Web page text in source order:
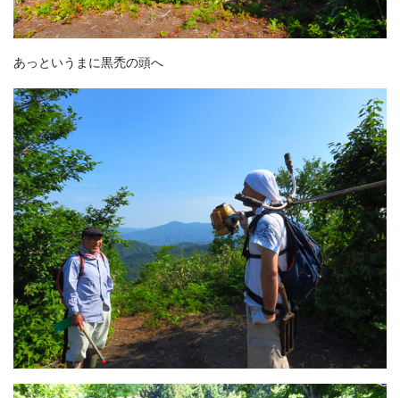
あっというまに黒禿の頭へ